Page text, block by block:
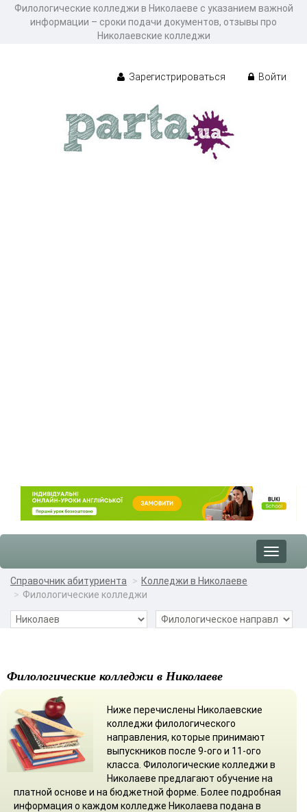
Филологические колледжи в Николаеве с указанием важной
информации – сроки подачи документов, отзывы про
Николаевские колледжи
Зарегистрироваться Войти
Toggle
Справочник абитуриента
Колледжи в Николаеве
Филологические колледжи
Филологические колледжи в Николаеве
Ниже перечислены Николаевские
колледжи филологического
направления, которые принимают
выпускников после 9-ого и 11-ого
класса. Филологические колледжи в
Николаеве предлагают обучение на
платной основе и на бюджетной форме. Более подробная
информация о каждом колледже Николаева подана в